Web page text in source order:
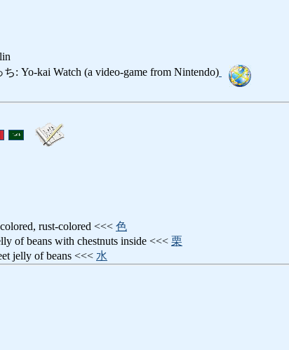
: Yo-kai Watch (a video-game from Nintendo)
rust-colored <<< 色
of beans with chestnuts inside <<< 栗
jelly of beans <<< 水